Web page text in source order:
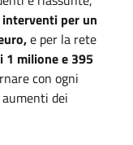
per un
e per la rete
1 milione e 395
con ogni
dei